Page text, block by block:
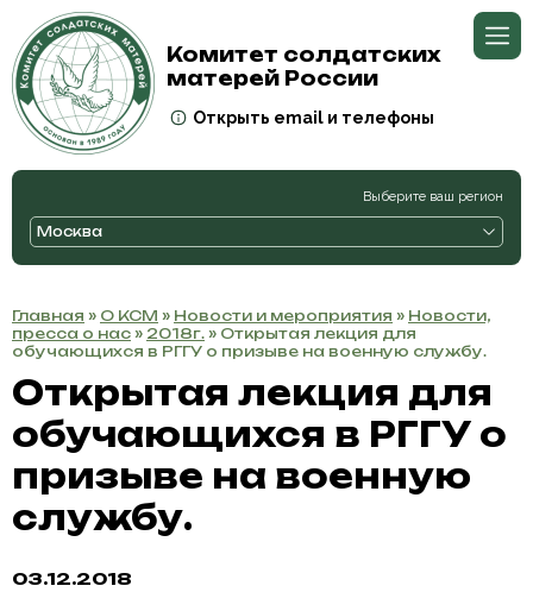
Комитет солдатских
матерей России
Открыть email и телефоны
Выберите ваш регион
Москва
Главная » О КСМ » Новости и мероприятия » Новости,
пресса о нас » 2018г. » Открытая лекция для
обучающихся в РГГУ о призыве на военную службу.
Открытая лекция для
обучающихся в РГГУ о
призыве на военную
службу.
03.12.2018